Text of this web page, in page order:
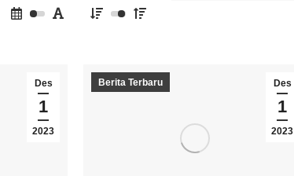
Des
1
2023
Des
1
2023
Berita Terbaru